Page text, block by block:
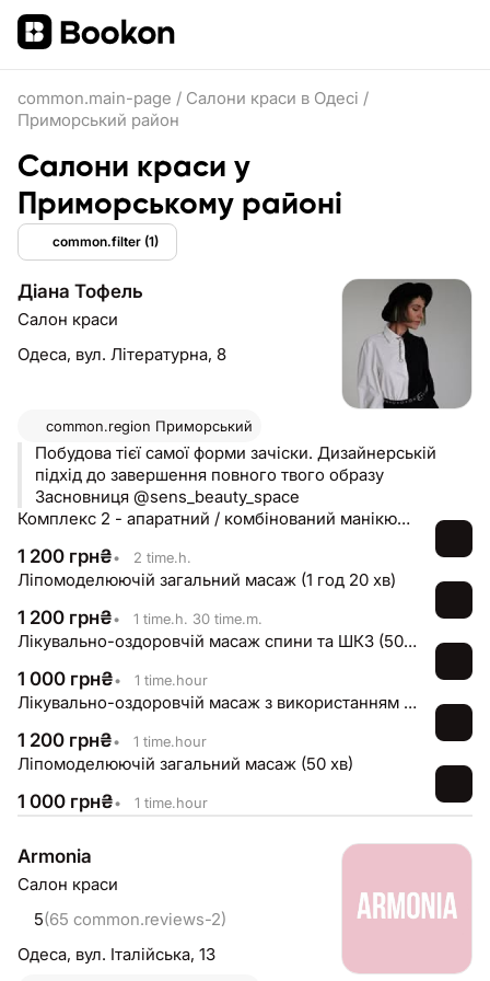
common.main-page / Салони краси в Одесі /
Приморський район
Салони краси у
Приморському районі
common.filter (1)
Діана Тофель
Салон краси
Одеса, вул. Літературна, 8
common.region Приморський
Побудова тієї самої форми зачіски. Дизайнерській
підхід до завершення повного твого образу
Засновниця @sens_beauty_space
Комплекс 2 - апаратний / комбінований манікюр з покриттям гель-лаку + укріплення
1 200 грн₴• 2 time.h.
Ліпомоделюючій загальний масаж (1 год 20 хв)
1 200 грн₴• 1 time.h. 30 time.m.
Лікувально-оздоровчій масаж спини та ШКЗ (50-55 хв)
1 000 грн₴• 1 time.hour
Лікувально-оздоровчій масаж з використанням сухих голок (50-55 хв)
1 200 грн₴• 1 time.hour
Ліпомоделюючій загальний масаж (50 хв)
1 000 грн₴• 1 time.hour
Armonia
Салон краси
5(65 common.reviews-2)
Одеса, вул. Італійська, 13